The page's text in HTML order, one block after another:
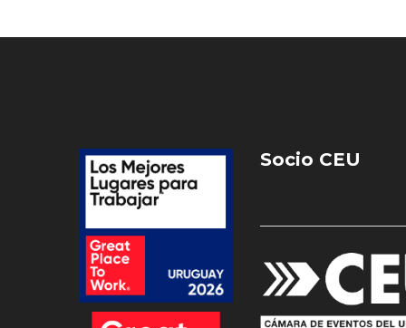
Socio CEU